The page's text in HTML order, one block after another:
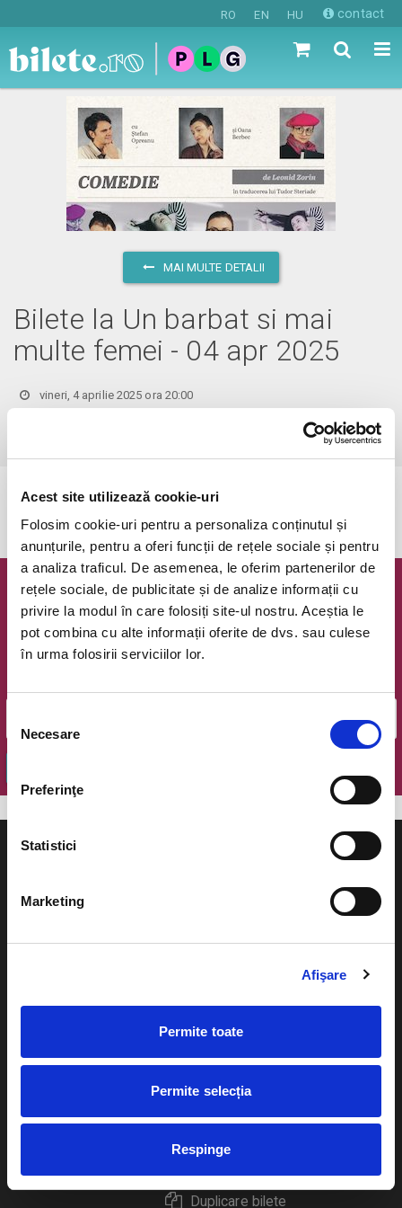
Acest site utilizează cookie-uri
Folosim cookie-uri pentru a personaliza conținutul și
anunțurile, pentru a oferi funcții de rețele sociale și pentru
a analiza traficul. De asemenea, le oferim partenerilor de
rețele sociale, de publicitate și de analize informații cu
privire la modul în care folosiți site-ul nostru. Aceștia le
pot combina cu alte informații oferite de dvs. sau culese
în urma folosirii serviciilor lor.
consimțământului
Necesare
Preferinţe
Statistici
Marketing
Afişare
Permite toate
Permite selecția
Respinge
RO EN HU contact
MAI MULTE DETALII
Bilete la Un barbat si mai
multe femei - 04 apr 2025
vineri, 4 aprilie 2025 ora 20:00
Evenimentul a expirat.
Newsletter @ Bilete.ro
Oferte exclusive si o editie saptamanala cu cele mai noi
evenimente.
Cum comand bilete?
eBilet printat acasa
Returnare bilete
Duplicare bilete
Pentru copii
Diverse